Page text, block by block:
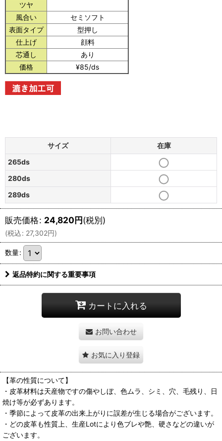
ツヤ
風合い
セミソフト
表面タイプ
型押し
仕上げ
顔料
芯通し
あり
価格
¥85/ds
サイズ
在庫
265ds
280ds
289ds
販売価格: 24,820円(税別)
(税込: 27,302円)
数量:
返品特約に関する重要事項
カートに入れる
お問い合わせ
お気に入り登録
【革の性質について】
・皮革材料は天産物ですの傷やしぼ、色ムラ、シミ、穴、毛残り、日
焼け等が必ずあります。
・季節によって皮革の出来上がりに誤差が生じる場合がございます。
・どの皮革も性質上、生産Lotにより色ブレや艶、硬さなどの違いが
ございます。